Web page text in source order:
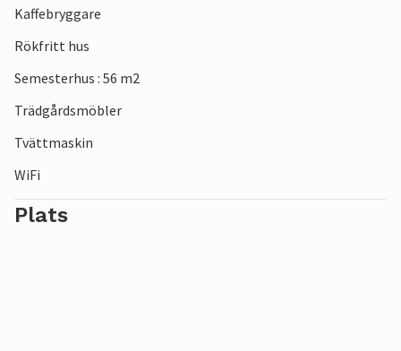
Kaffebryggare
Rökfritt hus
Semesterhus : 56 m2
Trädgårdsmöbler
Tvättmaskin
WiFi
Plats